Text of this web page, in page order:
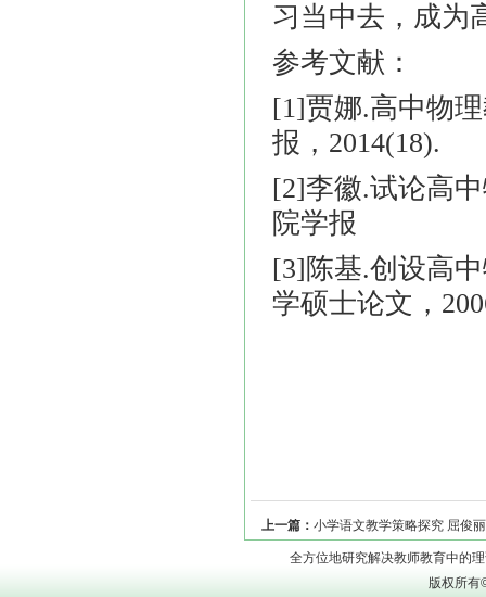
习当中去，成为
参考文献：
[1]贾娜.高中物
报，2014(18).
[2]李徽.试论高
院学报
[3]陈基.创设高
学硕士论文，
上一篇： 小学语文教学策略探究 屈俊
全方位地研究解决教师教育中的
版权所有